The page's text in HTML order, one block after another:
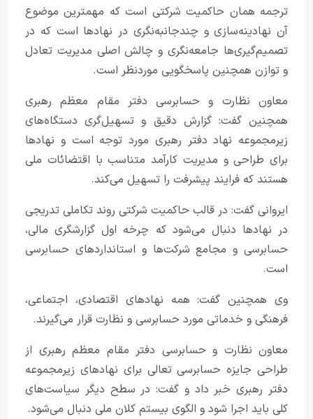
ترجمه همان حاکمیت شرکتی است که مهمترین موضوع
آن نهادینه‌سازی و چندجانبه‌نگری در نهادها است که در
تصمیم‌گیری‌ها جامعه‌نگری و چالش اصلی مدیریت تعادل
و توازن همچنین پاسخگویی موردنظر است.
معاون نظارت و حسابرسی دفتر مقام معظم رهبری
همچنین گفت: گزارش دقیق و تسهیل‌گری دستگاه‌های
زیرمجموعه نهاد دفتر رهبری مورد توجه است و نهادها
برای طراحی و مدیریت کارآمد متناسب با اقتضائات ملی
هستند که فرایند پیشرفت را تسهیل می‌کند.
ایروانی گفت: در قالب حاکمیت شرکتی روند تکاملی تدریجی
در نهادها دنبال می‌شود که چرخه اول گزارشگری مالی،
حسابرسی و مجامع شرکت‌ها و استانداردهای حسابرسی
است.
وی همچنین گفت: همه نهادهای اقتصادی، اجتماعی،
فرهنگی و خدماتی مورد حسابرسی و نظارت قرار می‌گیرند.
معاون نظارت و حسابرسی دفتر مقام معظم رهبری از
طراحی جایزه حسابرسی تعالی برای نهادهای زیرمجموعه
دفتر رهبری خبر داد و گفت: در سطح دیگر سیاست‌های
کلی باید اجرا شود و الگوی بیستم کلان ملی دنبال می‌شود.